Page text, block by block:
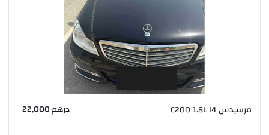
مرسيدس C200 1.8L I4 درهم 22,000